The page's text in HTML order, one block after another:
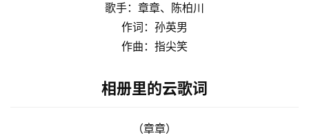
歌手：章章、陈柏川
作词：孙英男
作曲：指尖笑
相册里的云歌词
（章章）